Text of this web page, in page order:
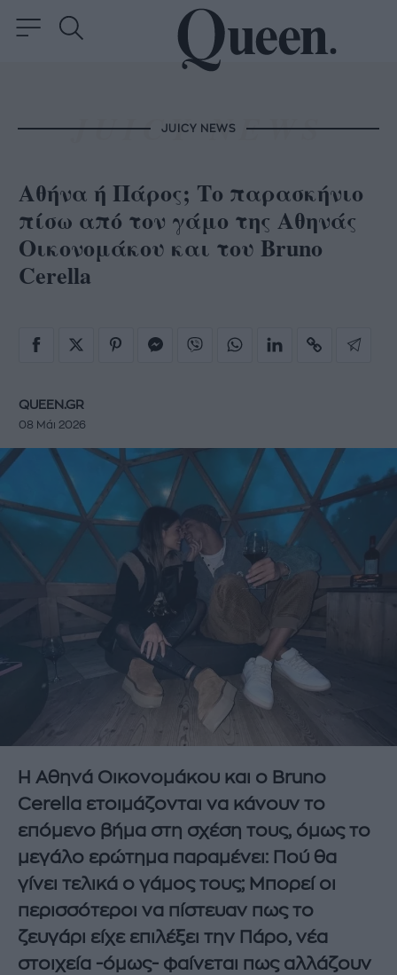
JUICY NEWS
Αθήνα ή Πάρος; Το παρασκήνιο
πίσω από τον γάμο της Αθηνάς
Οικονομάκου και του Bruno
Cerella
QUEEN.GR
08 Μάι 2026
Η Αθηνά Οικονομάκου και ο Bruno
Cerella ετοιμάζονται να κάνουν το
επόμενο βήμα στη σχέση τους, όμως το
μεγάλο ερώτημα παραμένει: Πού θα
γίνει τελικά ο γάμος τους; Μπορεί οι
περισσότεροι να πίστευαν πως το
ζευγάρι είχε επιλέξει την Πάρο, νέα
στοιχεία -όμως- φαίνεται πως αλλάζουν